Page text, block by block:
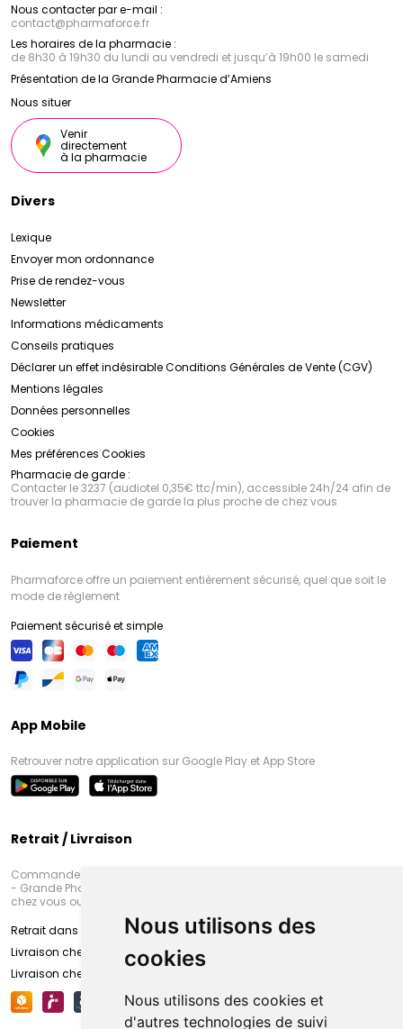
Nous utilisons des
cookies
Nous utilisons des cookies et
d'autres technologies de suivi
Nous contacter par e-mail :
contact@pharmaforce.fr
Les horaires de la pharmacie :
de 8h30 à 19h30 du lundi au vendredi et jusqu’à 19h00 le samedi
Présentation de la Grande Pharmacie d’Amiens
Nous situer
Venir
directement
à la pharmacie
Divers
Lexique
Envoyer mon ordonnance
Prise de rendez-vous
Newsletter
Informations médicaments
Conseils pratiques
Déclarer un effet indésirableConditions Générales de Vente (CGV)
Mentions légales
Données personnelles
Cookies
Mes préférences Cookies
Pharmacie de garde :
Contacter le 3237 (audiotel 0,35€ ttc/min), accessible 24h/24 afin de
trouver la pharmacie de garde la plus proche de chez vous
Paiement
Pharmaforce offre un paiement entièrement sécurisé, quel que soit le
mode de règlement
Paiement sécurisé et simple
App Mobile
Retrouver notre application sur Google Play et App Store
Retrait / Livraison
Commandez en ligne et venez chercher votre commande à Amiens
- Grande Pharmacie d’Amiens (Fachon) ou recevez-là rapidement
chez vous ou en point retrait
Retrait dans la pharmacie d’Amiens
Livraison chez vous
Livraison chez votre commerçant